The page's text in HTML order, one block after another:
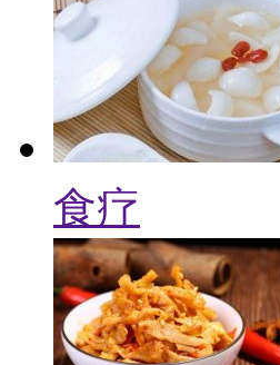
食疗